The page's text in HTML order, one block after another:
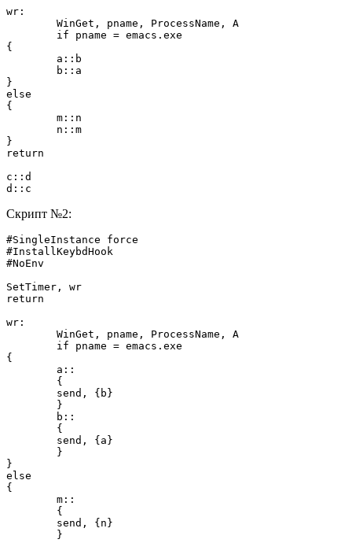
wr:
{
}
else
{
}
return
c::d
d::c
Скрипт №2:
#SingleInstance force
#InstallKeybdHook
#NoEnv
SetTimer, wr
return
wr:
{
}
else
{